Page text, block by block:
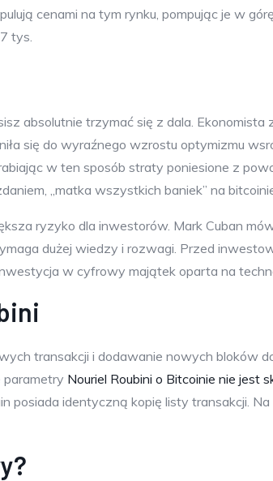
cenami na tym rynku, pompując je w
tys.
absolutnie trzymać się z dala.
się do wyraźnego wzrostu optymizmu
w ten sposób straty poniesione z
„matka wszystkich baniek” na
ryzyko dla inwestorów. Mark Cuban
dużej wiedzy i rozwagi. Przed
w cyfrowy majątek oparta na
transakcji i dodawanie nowych bloków
Nouriel Roubini o Bitcoinie nie
posiada identyczną kopię listy transakcji.